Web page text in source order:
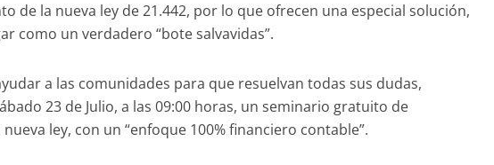
de la nueva ley de 21.442, por lo que ofrecen una especial solución,
como un verdadero “bote salvavidas”.
a las comunidades para que resuelvan todas sus dudas,
23 de Julio, a las 09:00 horas, un seminario gratuito de
ley, con un “enfoque 100% financiero contable”.